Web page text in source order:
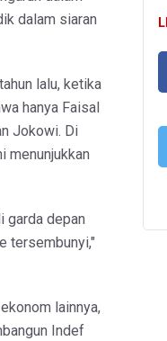
dalam siaran
lalu, ketika
hanya Faisal
Jokowi. Di
menunjukkan
garda depan
tersembunyi,"
lainnya,
Indef